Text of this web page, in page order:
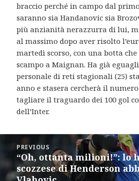
braccio perché in campo dal
saranno sia Handanovic sia
più anzianità nerazzurra di lui,
al massimo dopo aver risolto
martedì scorso, con una botta
scampo a Maignan. Ha già
personale di reti stagionali (25)
anno e stasera cercherà il
tagliare il traguardo dei 100 gol
dell’Inter.
navigation
PREVIOUS
Previous
post:
“Oh, ottanta milioni!”: lo
scozzese di Henderson